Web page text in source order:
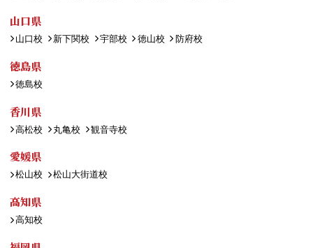
山口県
山口校 新下関校 宇部校 徳山校 防府校
徳島県
徳島校
香川県
高松校 丸亀校 観音寺校
愛媛県
松山校 松山大街道校
高知県
高知校